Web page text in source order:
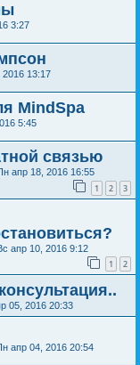
3:27
13:17
MindSpa
5:45
связью
апр 18, 2016 16:55
1 2 3
апр 10, 2016 9:12
1 2
05, 2016 20:33
апр 04, 2016 20:54